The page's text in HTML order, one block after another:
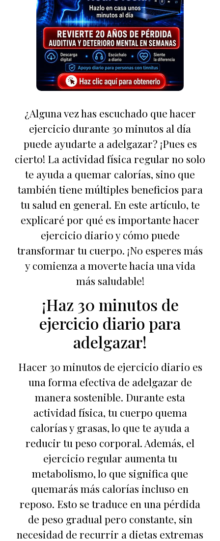
¿Alguna vez has escuchado que hacer
ejercicio durante 30 minutos al día
puede ayudarte a adelgazar? ¡Pues es
cierto! La actividad física regular no solo
te ayuda a quemar calorías, sino que
también tiene múltiples beneficios para
tu salud en general. En este artículo, te
explicaré por qué es importante hacer
ejercicio diario y cómo puede
transformar tu cuerpo. ¡No esperes más
y comienza a moverte hacia una vida
más saludable!
¡Haz 30 minutos de
ejercicio diario para
adelgazar!
Hacer 30 minutos de ejercicio diario es
una forma efectiva de adelgazar de
manera sostenible. Durante esta
actividad física, tu cuerpo quema
calorías y grasas, lo que te ayuda a
reducir tu peso corporal. Además, el
ejercicio regular aumenta tu
metabolismo, lo que significa que
quemarás más calorías incluso en
reposo. Esto se traduce en una pérdida
de peso gradual pero constante, sin
necesidad de recurrir a dietas extremas